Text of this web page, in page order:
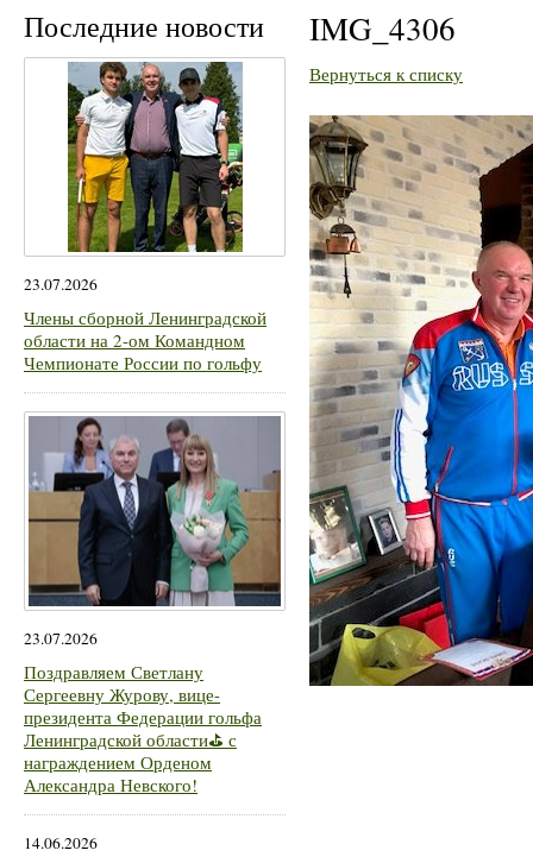
Последние новости
23.07.2026
Члены сборной Ленинградской
области на 2-ом Командном
Чемпионате России по гольфу
23.07.2026
Поздравляем Светлану
Сергеевну Журову, вице-
президента Федерации гольфа
Ленинградской области⛳ с
награждением Орденом
Александра Невского!
14.06.2026
IMG_4306
Вернуться к списку